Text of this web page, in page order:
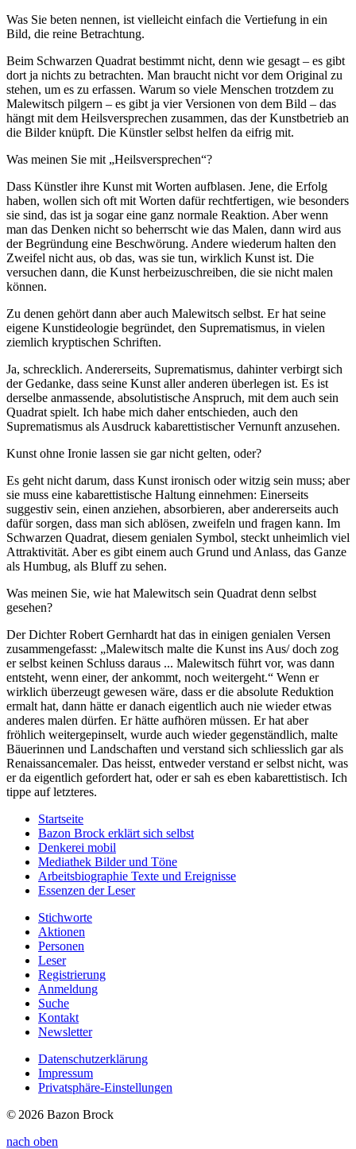
Was Sie beten nennen, ist vielleicht einfach die Vertiefung in ein
Bild, die reine Betrachtung.
Beim Schwarzen Quadrat bestimmt nicht, denn wie gesagt – es gibt
dort ja nichts zu betrachten. Man braucht nicht vor dem Original zu
stehen, um es zu erfassen. Warum so viele Menschen trotzdem zu
Malewitsch pilgern – es gibt ja vier Versionen von dem Bild – das
hängt mit dem Heilsversprechen zusammen, das der Kunstbetrieb an
die Bilder knüpft. Die Künstler selbst helfen da eifrig mit.
Was meinen Sie mit „Heilsversprechen“?
Dass Künstler ihre Kunst mit Worten aufblasen. Jene, die Erfolg
haben, wollen sich oft mit Worten dafür rechtfertigen, wie besonders
sie sind, das ist ja sogar eine ganz normale Reaktion. Aber wenn
man das Denken nicht so beherrscht wie das Malen, dann wird aus
der Begründung eine Beschwörung. Andere wiederum halten den
Zweifel nicht aus, ob das, was sie tun, wirklich Kunst ist. Die
versuchen dann, die Kunst herbeizuschreiben, die sie nicht malen
können.
Zu denen gehört dann aber auch Malewitsch selbst. Er hat seine
eigene Kunstideologie begründet, den Suprematismus, in vielen
ziemlich kryptischen Schriften.
Ja, schrecklich. Andererseits, Suprematismus, dahinter verbirgt sich
der Gedanke, dass seine Kunst aller anderen überlegen ist. Es ist
derselbe anmassende, absolutistische Anspruch, mit dem auch sein
Quadrat spielt. Ich habe mich daher entschieden, auch den
Suprematismus als Ausdruck kabarettistischer Vernunft anzusehen.
Kunst ohne Ironie lassen sie gar nicht gelten, oder?
Es geht nicht darum, dass Kunst ironisch oder witzig sein muss; aber
sie muss eine kabarettistische Haltung einnehmen: Einerseits
suggestiv sein, einen anziehen, absorbieren, aber andererseits auch
dafür sorgen, dass man sich ablösen, zweifeln und fragen kann. Im
Schwarzen Quadrat, diesem genialen Symbol, steckt unheimlich viel
Attraktivität. Aber es gibt einem auch Grund und Anlass, das Ganze
als Humbug, als Bluff zu sehen.
Was meinen Sie, wie hat Malewitsch sein Quadrat denn selbst
gesehen?
Der Dichter Robert Gernhardt hat das in einigen genialen Versen
zusammengefasst: „Malewitsch malte die Kunst ins Aus/ doch zog
er selbst keinen Schluss daraus ... Malewitsch führt vor, was dann
entsteht, wenn einer, der ankommt, noch weitergeht.“ Wenn er
wirklich überzeugt gewesen wäre, dass er die absolute Reduktion
ermalt hat, dann hätte er danach eigentlich auch nie wieder etwas
anderes malen dürfen. Er hätte aufhören müssen. Er hat aber
fröhlich weitergepinselt, wurde auch wieder gegenständlich, malte
Bäuerinnen und Landschaften und verstand sich schliesslich gar als
Renaissancemaler. Das heisst, entweder verstand er selbst nicht, was
er da eigentlich gefordert hat, oder er sah es eben kabarettistisch. Ich
tippe auf letzteres.
Startseite
Bazon Brock erklärt sich selbst
Denkerei mobil
Mediathek Bilder und Töne
Arbeitsbiographie Texte und Ereignisse
Essenzen der Leser
Stichworte
Aktionen
Personen
Leser
Registrierung
Anmeldung
Suche
Kontakt
Newsletter
Datenschutzerklärung
Impressum
Privatsphäre-Einstellungen
© 2026 Bazon Brock
nach oben